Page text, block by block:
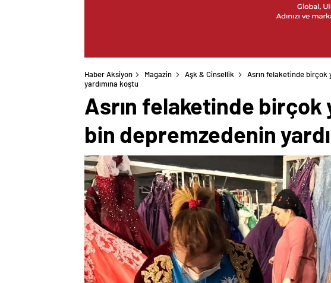
Haber Aksiyon Magazin Aşk & Cinsellik
Asrın felaketinde birçok
yardımına koştu
Asrın felaketinde birçok
bin depremzedenin